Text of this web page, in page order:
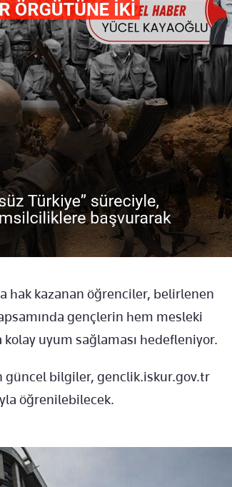
hak kazanan öğrenciler, belirlenen
gençlerin hem mesleki
uyum sağlaması hedefleniyor.
güncel bilgiler, genclik.iskur.gov.tr
öğrenilebilecek.